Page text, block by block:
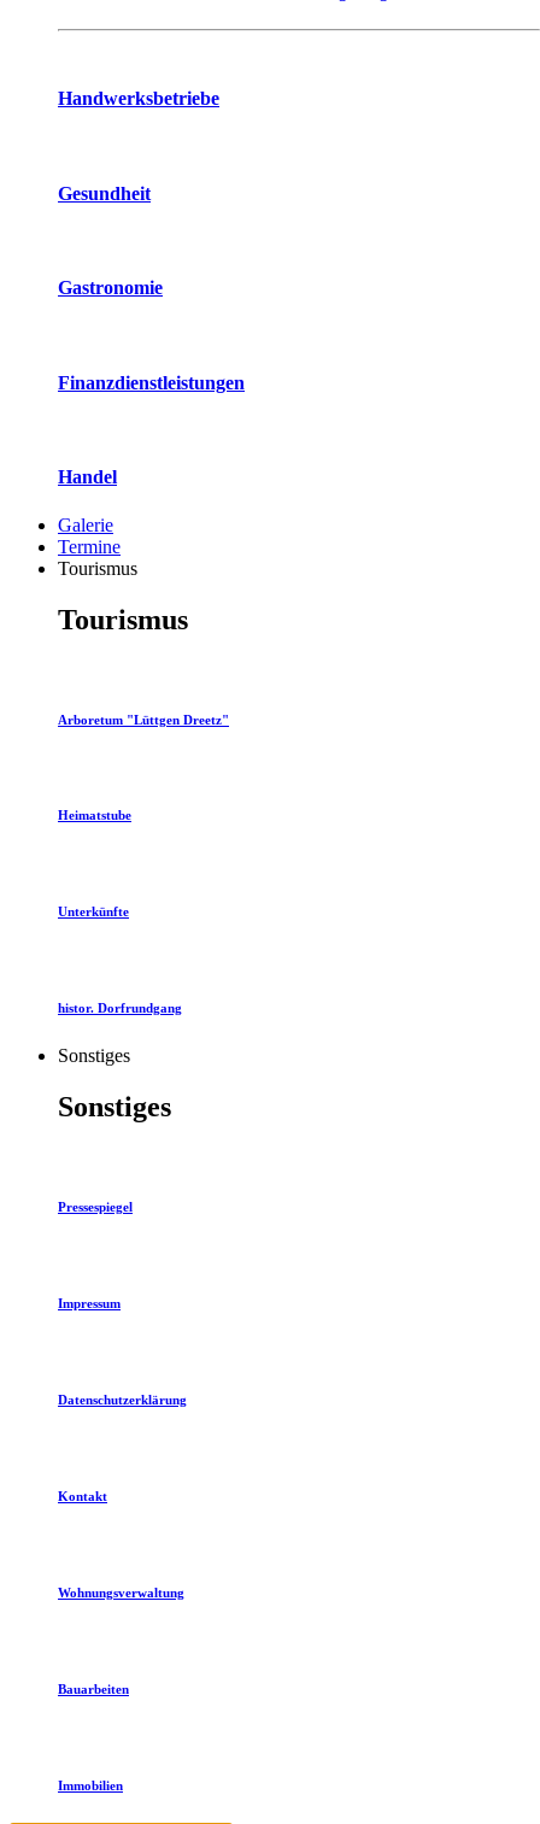
Handwerksbetriebe
Gesundheit
Gastronomie
Finanzdienstleistungen
Handel
Galerie
Termine
Tourismus
Tourismus
Arboretum "Lüttgen Dreetz"
Heimatstube
Unterkünfte
histor. Dorfrundgang
Sonstiges
Sonstiges
Pressespiegel
Impressum
Datenschutzerklärung
Kontakt
Wohnungsverwaltung
Bauarbeiten
Immobilien